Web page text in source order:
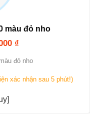
màu đỏ nho
₫
đỏ nho
xác nhận sau 5 phút!)